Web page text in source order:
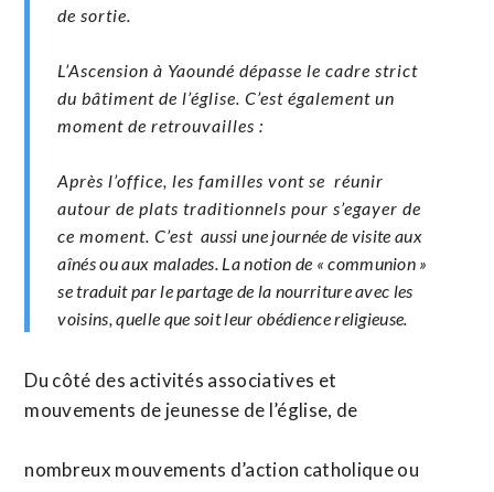
de sortie.
​L’Ascension à Yaoundé dépasse le cadre strict
du bâtiment de l’église. C’est également un
moment de retrouvailles :
​Après l’office, les familles vont se réunir
autour de plats traditionnels pour s’egayer de
ce moment. C’est aussi une journée de visite aux
aînés ou aux malades. La notion de « communion »
se traduit par le partage de la nourriture avec les
voisins, quelle que soit leur obédience religieuse.
Du côté des activités associatives et
mouvements de jeunesse de l’église, de
nombreux mouvements d’action catholique ou